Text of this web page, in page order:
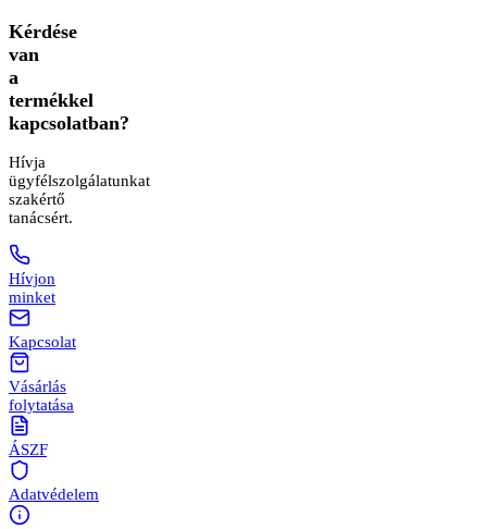
Kérdése
van
a
termékkel
kapcsolatban?
Hívja
ügyfélszolgálatunkat
szakértő
tanácsért.
Hívjon
minket
Kapcsolat
Vásárlás
folytatása
ÁSZF
Adatvédelem